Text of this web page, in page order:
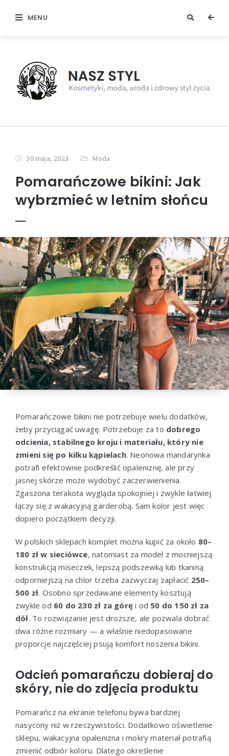
MENU
30 maja, 2023 Moda
Pomarańczowe bikini: Jak
wybrzmieć w letnim słońcu
Pomarańczowe bikini nie potrzebuje wielu dodatków,
żeby przyciągać uwagę. Potrzebuje za to dobrego
odcienia, stabilnego kroju i materiału, który nie
zmieni się po kilku kąpielach. Neonowa mandarynka
potrafi efektownie podkreślić opaleniznę, ale przy
jasnej skórze może wydobyć zaczerwienienia.
Zgaszona terakota wygląda spokojniej i zwykle łatwiej
łączy się z wakacyjną garderobą. Sam kolor jest więc
dopiero początkiem decyzji.
W polskich sklepach komplet można kupić za około 80–
180 zł w sieciówce, natomiast za model z mocniejszą
konstrukcją miseczek, lepszą podszewką lub tkaniną
odporniejszą na chlor trzeba zazwyczaj zapłacić 250–
500 zł. Osobno sprzedawane elementy kosztują
zwykle od 60 do 230 zł za górę i od 50 do 150 zł za
dół. To rozwiązanie jest droższe, ale pozwala dobrać
dwa różne rozmiary — a właśnie niedopasowane
proporcje najczęściej psują komfort noszenia bikini.
Odcień pomarańczu dobieraj do
skóry, nie do zdjęcia produktu
Pomarańcz na ekranie telefonu bywa bardziej
nasycony niż w rzeczywistości. Dodatkowo oświetlenie
sklepu, wakacyjna opalenizna i mokry materiał potrafią
zmienić odbiór koloru. Dlatego określenie